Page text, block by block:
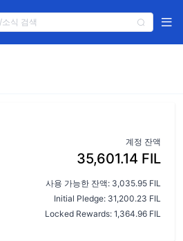
계정 잔액
35,601.14 FIL
사용 가능한 잔액: 3,035.95 FIL
Initial Pledge: 31,200.23 FIL
Locked Rewards: 1,364.96 FIL